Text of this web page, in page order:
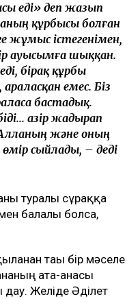
еді» деп жазып
құрбысы болған
жұмыс істегенімен,
ауысымға шыққан.
бірақ құрбы
емес. Біз
бастадық.
Қазір жадырап
және оның
сыйлады, – деді
туралы сұраққа
балалы болса,
тағы бір мәселе
ата-анасы
Желіде Әділет